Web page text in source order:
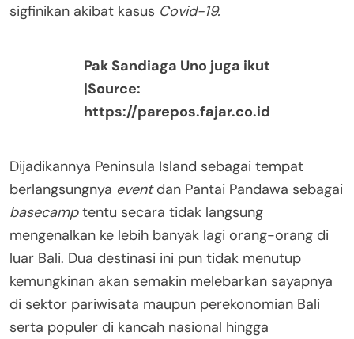
sigfinikan akibat kasus Covid-19.
Pak Sandiaga Uno juga ikut
|Source:
https://parepos.fajar.co.id
Dijadikannya Peninsula Island sebagai tempat
berlangsungnya eventdan Pantai Pandawa sebagai
basecamptentu secara tidak langsung
mengenalkan ke lebih banyak lagi orang-orang di
luar Bali. Dua destinasi ini pun tidak menutup
kemungkinan akan semakin melebarkan sayapnya
di sektor pariwisata maupun perekonomian Bali
serta populer di kancah nasional hingga